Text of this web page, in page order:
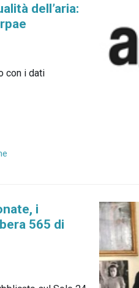
dell’aria:
con i dati
i
565 di